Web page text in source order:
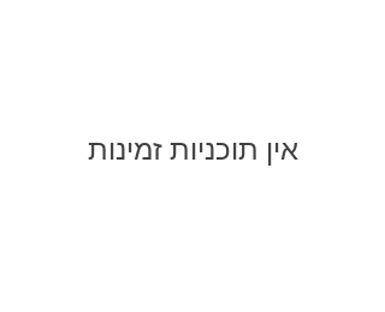
אין תוכניות זמינות